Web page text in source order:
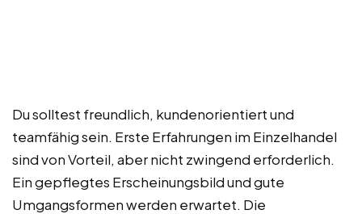
Du solltest freundlich, kundenorientiert und
teamfähig sein. Erste Erfahrungen im Einzelhandel
sind von Vorteil, aber nicht zwingend erforderlich.
Ein gepflegtes Erscheinungsbild und gute
Umgangsformen werden erwartet. Die